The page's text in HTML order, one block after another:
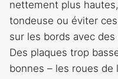
nettement plus
tondeuse ou éviter
sur les bords avec
Des plaques trop
bonnes – les roues